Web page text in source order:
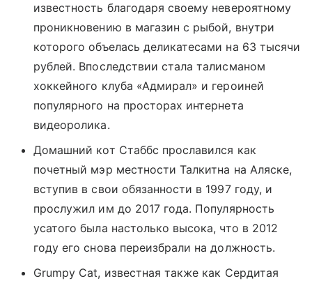
известность благодаря своему невероятному
проникновению в магазин с рыбой, внутри
которого объелась деликатесами на 63 тысячи
рублей. Впоследствии стала талисманом
хоккейного клуба «Адмирал» и героиней
популярного на просторах интернета
видеоролика.
Домашний кот Стаббс прославился как
почетный мэр местности Талкитна на Аляске,
вступив в свои обязанности в 1997 году, и
прослужил им до 2017 года. Популярность
усатого была настолько высока, что в 2012
году его снова переизбрали на должность.
Grumpy Cat, известная также как Сердитая